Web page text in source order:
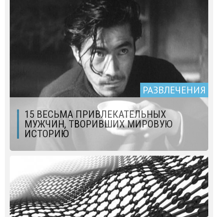
РАЗВЛЕЧЕНИЯ
15 ВЕСЬМА ПРИВЛЕКАТЕЛЬНЫХ
МУЖЧИН, ТВОРИВШИХ МИРОВУЮ
ИСТОРИЮ